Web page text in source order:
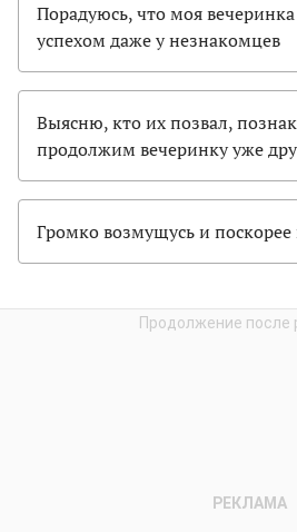
Порадуюсь, что моя вечеринка
успехом даже у незнакомцев
Выясню, кто их позвал,
продолжим вечеринку уже
Громко возмущусь и